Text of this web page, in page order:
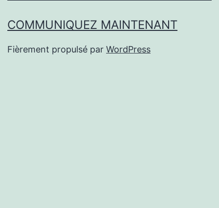
COMMUNIQUEZ MAINTENANT
Fièrement propulsé par WordPress